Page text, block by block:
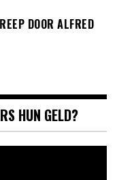
DOOR ALFRED
HUN GELD?